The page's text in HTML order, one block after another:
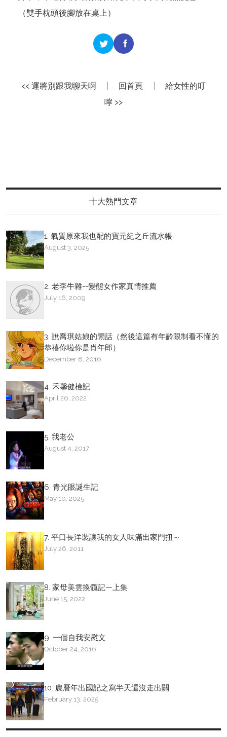
（雙手枕頭後腳放在桌上）
<< 運將別跟我聊天啊 回首頁
給女性的叮
嚀 >>
十大熱門文章
1. 氣質原來我也配的寶元紀之丘流水帳
August 3, 2025
2. 老李牛雜--變態女作家真情推薦
July 16, 2009
3. 說喬琪姑娘的閒話（然後這篇有年齡限制看不懂的
恭禧你啦你是肖年郎）
December 8, 2016
4. 禾馨健檢記
April 26, 2022
5. 我老公
August 4, 2017
6. 青光眼誕生記
May 10, 2025
7. 平口長洋裝讓我的女人味滿出家門扭～
July 26, 2011
8. 家母美雲換髖記—上集
June 15, 2022
9. 一個自我安慰文
October 24, 2016
10. 農曆年出國記之寫半天還沒走出關
February 13, 2025